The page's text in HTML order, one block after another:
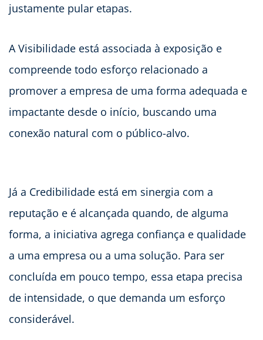
justamente pular etapas.
A Visibilidade está associada à exposição e
compreende todo esforço relacionado a
promover a empresa de uma forma adequada e
impactante desde o início, buscando uma
conexão natural com o público-alvo.
Já a Credibilidade está em sinergia com a
reputação e é alcançada quando, de alguma
forma, a iniciativa agrega confiança e qualidade
a uma empresa ou a uma solução. Para ser
concluída em pouco tempo, essa etapa precisa
de intensidade, o que demanda um esforço
considerável.